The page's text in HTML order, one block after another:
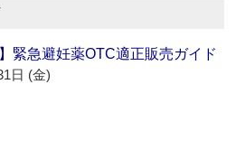
緊急避妊薬OTC適正販売ガイド
日 (金)